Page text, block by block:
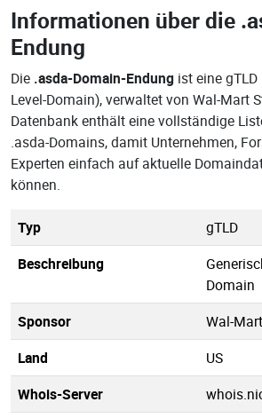
Informationen über die
Endung
Die .asda-Domain-Endung ist eine
Level-Domain), verwaltet von Wal-Mart
Datenbank enthält eine vollständige
.asda-Domains, damit Unternehmen,
Experten einfach auf aktuelle
können.
Typ
gTLD
Beschreibung
Domain
Sponsor
Wal-
Land
US
Whois-Server